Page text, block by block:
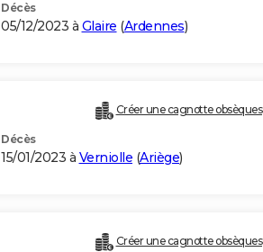
Décès
05/12/2023 à Glaire (Ardennes)
Créer une cagnotte obsèques
Décès
15/01/2023 à Verniolle (Ariège)
Créer une cagnotte obsèques